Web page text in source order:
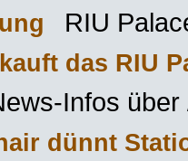
RIU
das RIU
Infos
dünnt